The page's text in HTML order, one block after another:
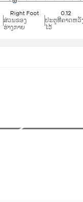
Right Foot
ສ່ວນຂອງ
ຮ່າງກາຍ
0.12
ປະຕູທີຄາດຫວັ
ໄວ້